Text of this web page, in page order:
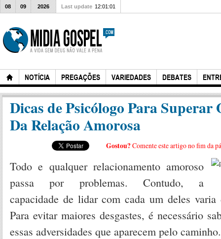
NOTÍCIA PREGAÇÕES VARIEDADES DEBATES
08 09 2026 Last update 12:01:01
Dicas de Psicólogo Para Superar
Da Relação Amorosa
Gostou? Comente este artigo no fim da
Todo e qualquer relacionamento amoroso
passa por problemas. Contudo, a
capacidade de lidar com cada um deles varia
Para evitar maiores desgastes, é necessário
essas adversidades que aparecem pelo caminho.